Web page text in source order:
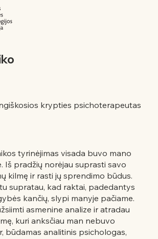
krypties psichoterapeutas
tyrinėjimas visada buvo mano
Iš pradžių norėjau suprasti savo
kilmę ir rasti jų sprendimo būdus.
supratau, kad raktai, padedantys
kančių, slypi manyje pačiame.
asmenine analize ir atradau
kuri anksčiau man nebuvo
būdamas analitinis psichologas,